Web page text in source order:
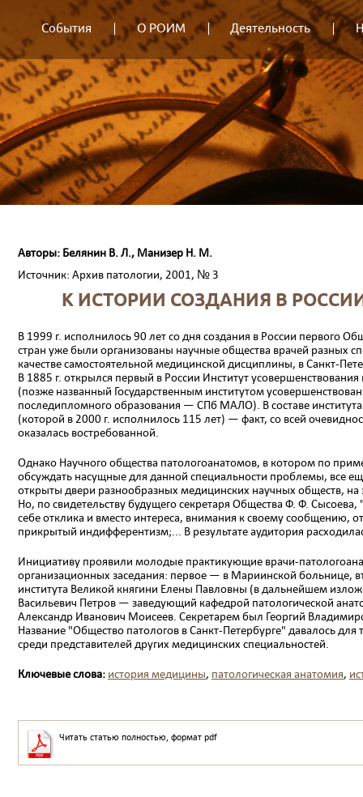
События О РОИМ Деятельность
Авторы: Белянин В. Л., Манизер Н. М.
Источник: Архив патологии, 2001, № 3
К ИСТОРИИ СОЗДАНИЯ В
В 1999 г. исполнилось 90 лет со дня создания в России первого
стран уже были организованы научные общества врачей разных
качестве самостоятельной медицинской дисциплины, в Санкт-
В 1885 г. открылся первый в России Институт
(позже названный Государственным институтом
последипломного образования — СПб МАЛО). В составе
(которой в 2000 г. исполнилось 115 лет) — факт, со всей
оказалась востребованной.
Однако Научного общества патологоанатомов, в котором по
обсуждать насущные для данной специальности проблемы, все
открыты двери разнообразных медицинских научных обществ,
Но, по свидетельству будущего секретаря Общества Ф. Ф.
себе отклика и вместо интереса, внимания к своему сообщению,
прикрытый индифферентизм;... В результате аудитория
Инициативу проявили молодые практикующие врачи-
организационных заседания: первое — в Мариинской больнице,
института Великой княгини Елены Павловны (в дальнейшем
Васильевич Петров — заведующий кафедрой патологической
Александр Иванович Моисеев. Секретарем был Георгий
Название "Общество патологов в Санкт-Петербурге" давалось
среди представителей других медицинских специальностей.
Ключевые слова: история медицины, патологическая анатомия,
Читать статью полностью, формат pdf